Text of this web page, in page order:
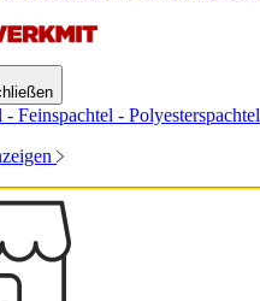
- Feinspachtel - Polyesterspachtel